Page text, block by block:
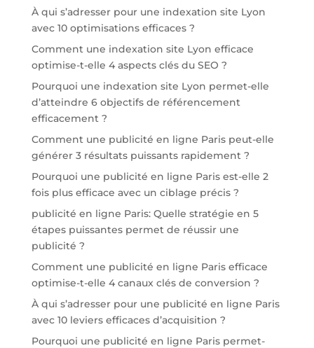
À qui s’adresser pour une indexation site Lyon
avec 10 optimisations efficaces ?
Comment une indexation site Lyon efficace
optimise-t-elle 4 aspects clés du SEO ?
Pourquoi une indexation site Lyon permet-elle
d’atteindre 6 objectifs de référencement
efficacement ?
Comment une publicité en ligne Paris peut-elle
générer 3 résultats puissants rapidement ?
Pourquoi une publicité en ligne Paris est-elle 2
fois plus efficace avec un ciblage précis ?
publicité en ligne Paris: Quelle stratégie en 5
étapes puissantes permet de réussir une
publicité ?
Comment une publicité en ligne Paris efficace
optimise-t-elle 4 canaux clés de conversion ?
À qui s’adresser pour une publicité en ligne Paris
avec 10 leviers efficaces d’acquisition ?
Pourquoi une publicité en ligne Paris permet-